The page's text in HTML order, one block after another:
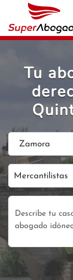
Tu
Zamora
Mercantilistas